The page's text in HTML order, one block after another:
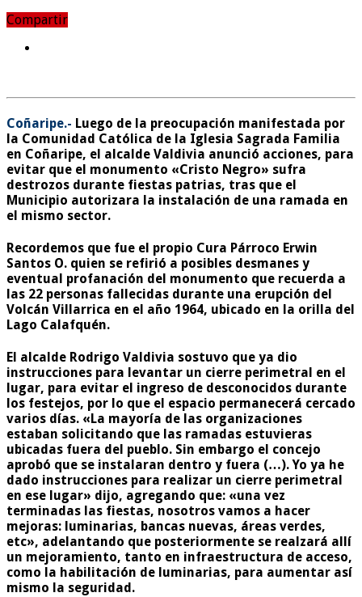
Compartir
Coñaripe.- Luego de la preocupación manifestada por
la Comunidad Católica de la Iglesia Sagrada Familia
en Coñaripe, el alcalde Valdivia anunció acciones, para
evitar que el monumento «Cristo Negro» sufra
destrozos durante fiestas patrias, tras que el
Municipio autorizara la instalación de una ramada en
el mismo sector.
Recordemos que fue el propio Cura Párroco Erwin
Santos O. quien se refirió a posibles desmanes y
eventual profanación del monumento que recuerda a
las 22 personas fallecidas durante una erupción del
Volcán Villarrica en el año 1964, ubicado en la orilla del
Lago Calafquén.
El alcalde Rodrigo Valdivia sostuvo que ya dio
instrucciones para levantar un cierre perimetral en el
lugar, para evitar el ingreso de desconocidos durante
los festejos, por lo que el espacio permanecerá cercado
varios días. «La mayoría de las organizaciones
estaban solicitando que las ramadas estuvieras
ubicadas fuera del pueblo. Sin embargo el concejo
aprobó que se instalaran dentro y fuera (…). Yo ya he
dado instrucciones para realizar un cierre perimetral
en ese lugar» dijo, agregando que: «una vez
terminadas las fiestas, nosotros vamos a hacer
mejoras: luminarias, bancas nuevas, áreas verdes,
etc», adelantando que posteriormente se realzará allí
un mejoramiento, tanto en infraestructura de acceso,
como la habilitación de luminarias, para aumentar así
mismo la seguridad.